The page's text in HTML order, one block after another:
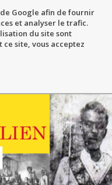
Google afin de fournir
et analyser le trafic.
du site sont
ce site, vous acceptez